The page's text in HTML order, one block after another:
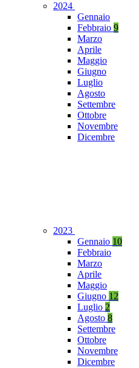
2024
Gennaio
Febbraio 9
Marzo
Aprile
Maggio
Giugno
Luglio
Agosto
Settembre
Ottobre
Novembre
Dicembre
2023
Gennaio 10
Febbraio
Marzo
Aprile
Maggio
Giugno 12
Luglio 2
Agosto 8
Settembre
Ottobre
Novembre
Dicembre